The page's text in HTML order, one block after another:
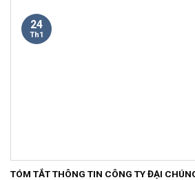
TÓM TẮT THÔNG TIN CÔNG TY ĐẠI
24
Th1